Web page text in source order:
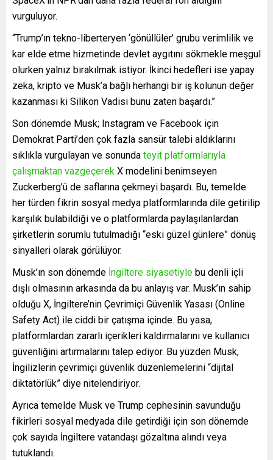
vurguluyor.
“Trump’ın tekno-liberteryen ‘gönüllüler’ grubu verimlilik ve
kar elde etme hizmetinde devlet aygıtını sökmekle meşgul
olurken yalnız bırakılmak istiyor. İkinci hedefleri ise yapay
zeka, kripto ve Musk’a bağlı herhangi bir iş kolunun değer
kazanması ki Silikon Vadisi bunu zaten başardı.”
Son dönemde Musk; Instagram ve Facebook için
Demokrat Parti’den çok fazla sansür talebi aldıklarını
sıklıkla vurgulayan ve sonunda teyit platformlarıyla
çalışmaktan vazgeçerek X modelini benimseyen
Zuckerberg’ü de saflarına çekmeyi başardı. Bu, temelde
her türden fikrin sosyal medya platformlarında dile getirilip
karşılık bulabildiği ve o platformlarda paylaşılanlardan
şirketlerin sorumlu tutulmadığı “eski güzel günlere” dönüş
sinyalleri olarak görülüyor.
Musk’ın son dönemde İngiltere siyasetiyle bu denli içli
dışlı olmasının arkasında da bu anlayış var. Musk’ın sahip
olduğu X, İngiltere’nin Çevrimiçi Güvenlik Yasası (Online
Safety Act) ile ciddi bir çatışma içinde. Bu yasa,
platformlardan zararlı içerikleri kaldırmalarını ve kullanıcı
güvenliğini artırmalarını talep ediyor. Bu yüzden Musk,
İngilizlerin çevrimiçi güvenlik düzenlemelerini “dijital
diktatörlük” diye nitelendiriyor.
Ayrıca temelde Musk ve Trump cephesinin savunduğu
fikirleri sosyal medyada dile getirdiği için son dönemde
çok sayıda İngiltere vatandaşı gözaltına alındı veya
tutuklandı.